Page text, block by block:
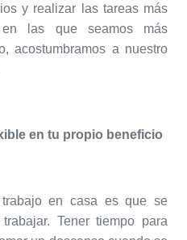
y realizar las tareas más
las que seamos más
acostumbramos a nuestro
en tu propio beneficio
en casa es que se
Tener tiempo para